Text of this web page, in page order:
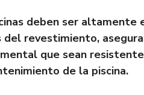
deben ser
revestimiento,
que sean
de la piscina.